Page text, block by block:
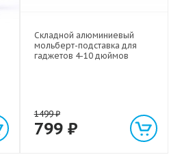
Складной алюминиевый
мольберт-подставка для
гаджетов 4-10 дюймов
1499₽
799 ₽